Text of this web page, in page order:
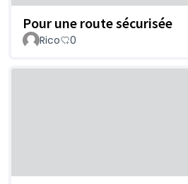
Pour une route sécurisée
Rico 0